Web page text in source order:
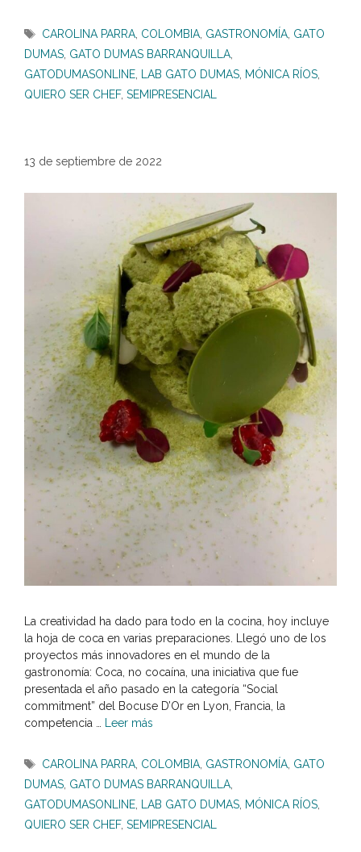
Etiquetas
CAROLINA PARRA COLOMBIA GASTRONOMÍA GATO
DUMAS GATO DUMAS BARRANQUILLA
GATODUMASONLINE
LAB GATO DUMAS MÓNICA RÍOS
QUIERO SER CHEF, SEMIPRESENCIAL
13 de septiembre de 2022
La creatividad ha dado para todo en la cocina, hoy incluye
la hoja de coca en varias preparaciones. Llegó uno de los
proyectos más innovadores en el mundo de la
gastronomía: Coca, no cocaína, una iniciativa que fue
presentada el año pasado en la categoría “Social
commitment” del Bocuse D’Or en Lyon, Francia, la
competencia …
Leer más
Etiquetas
CAROLINA PARRA COLOMBIA GASTRONOMÍA GATO
DUMAS GATO DUMAS BARRANQUILLA
GATODUMASONLINE
LAB GATO DUMAS MÓNICA RÍOS
QUIERO SER CHEF, SEMIPRESENCIAL